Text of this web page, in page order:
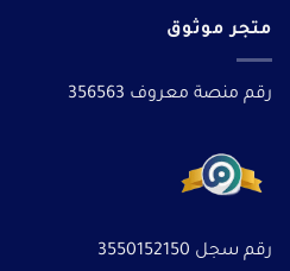
متجر موثوق
رقم منصة معروف 356563
رقم سجل 3550152150